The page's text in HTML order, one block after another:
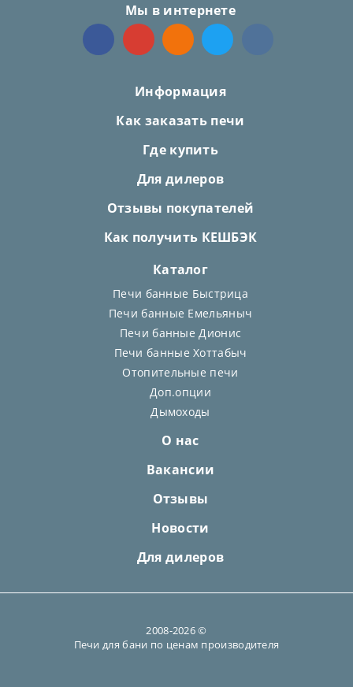
Мы в интернете
Информация
Как заказать печи
Где купить
Для дилеров
Отзывы покупателей
Как получить КЕШБЭК
Каталог
Печи банные Быстрица
Печи банные Емельяныч
Печи банные Дионис
Печи банные Хоттабыч
Отопительные печи
Доп.опции
Дымоходы
О нас
Вакансии
Отзывы
Новости
Для дилеров
2008-2026 ©
Печи для бани по ценам производителя